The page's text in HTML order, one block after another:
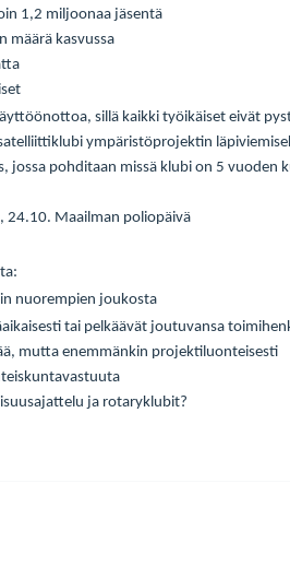
1,2 miljoonaa jäsentä
määrä kasvussa
sillä kaikki työikäiset eivät
ympäristöprojektin
jossa pohditaan missä klubi on 5 vuoden
24.10. Maailman poliopäivä
nuorempien joukosta
tai pelkäävät joutuvansa
mutta enemmänkin projektiluonteisesti
ja rotaryklubit?